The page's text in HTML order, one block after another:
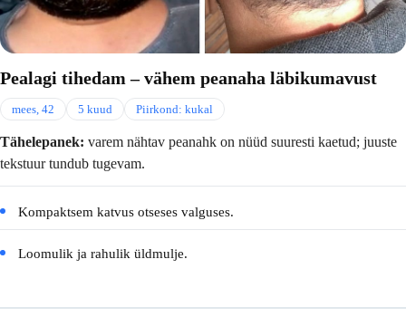
Pealagi tihedam – vähem peanaha läbikumavust
mees, 42 5 kuud Piirkond: kukal
Tähelepanek: varem nähtav peanahk on nüüd suuresti kaetud; juuste
tekstuur tundub tugevam.
Kompaktsem katvus otseses valguses.
Loomulik ja rahulik üldmulje.